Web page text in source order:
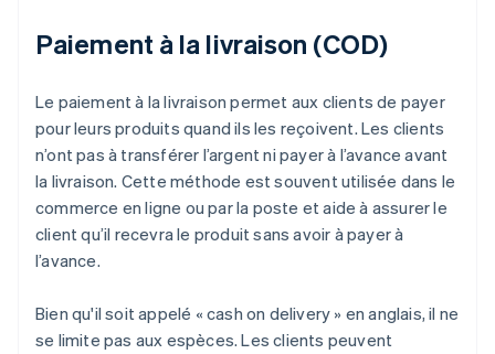
Paiement à la livraison (COD)
Le paiement à la livraison permet aux clients de payer
pour leurs produits quand ils les reçoivent. Les clients
n’ont pas à transférer l’argent ni payer à l’avance avant
la livraison. Cette méthode est souvent utilisée dans le
commerce en ligne ou par la poste et aide à assurer le
client qu’il recevra le produit sans avoir à payer à
l’avance.
Bien qu'il soit appelé « cash on delivery » en anglais, il ne
se limite pas aux espèces. Les clients peuvent